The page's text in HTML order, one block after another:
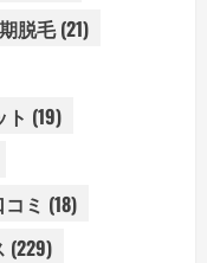
脱毛(21)
(19)
コミ (18)
(229)